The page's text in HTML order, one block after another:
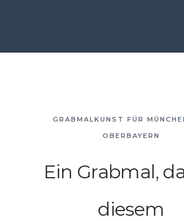
GRABMALKUNST FÜR
OBERBAYERN
Ein Grabmal,
diesem